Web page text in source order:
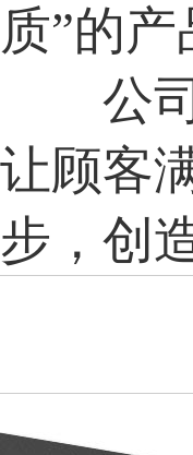
质”的产
公司
让顾客
步，创